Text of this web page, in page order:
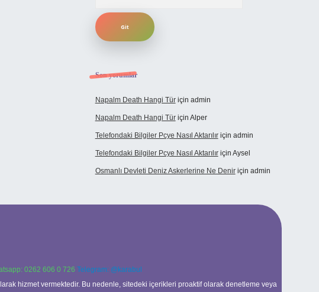
Son yorumlar
Napalm Death Hangi Türiçin admin
Napalm Death Hangi Türiçin Alper
Telefondaki Bilgiler Pcye Nasıl Aktarılıriçin admin
Telefondaki Bilgiler Pcye Nasıl Aktarılıriçin Aysel
Osmanlı Devleti Deniz Askerlerine Ne Deniriçin admin
0262 606 0 726 Telegram: @karabul
hizmet vermektedir. Bu nedenle, sitedeki içerikleri proaktif olarak denetleme veya